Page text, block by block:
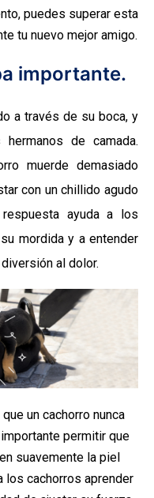
puedes superar esta
tu nuevo mejor amigo.
importante.
a través de su boca, y
de camada.
muerde demasiado
con un chillido agudo
ayuda a los
mordida y a entender
al dolor.
un cachorro nunca
permitir que
suavemente la piel
los cachorros aprender